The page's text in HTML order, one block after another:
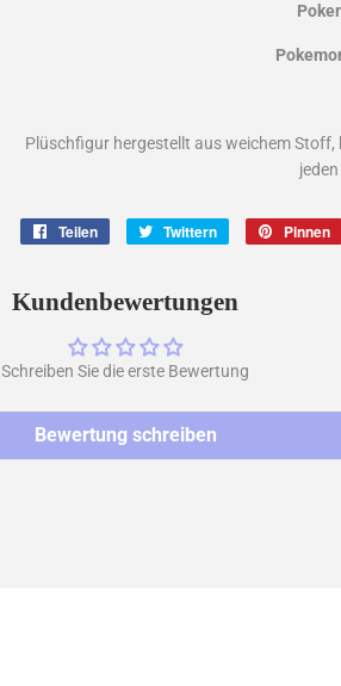
Plüschfigur hergestellt aus weichem
Teilen Twittern Pinnen
Kundenbewertungen
Schreiben Sie die erste Bewertung
Bewertung schreiben